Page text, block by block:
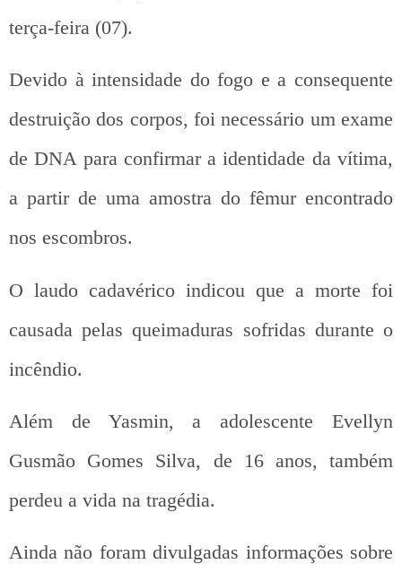
terça-feira (07).
Devido à intensidade do fogo e a consequente
destruição dos corpos, foi necessário um exame
de DNA para confirmar a identidade da vítima,
a partir de uma amostra do fêmur encontrado
nos escombros.
O laudo cadavérico indicou que a morte foi
causada pelas queimaduras sofridas durante o
incêndio.
Além de Yasmin, a adolescente Evellyn
Gusmão Gomes Silva, de 16 anos, também
perdeu a vida na tragédia.
Ainda não foram divulgadas informações sobre